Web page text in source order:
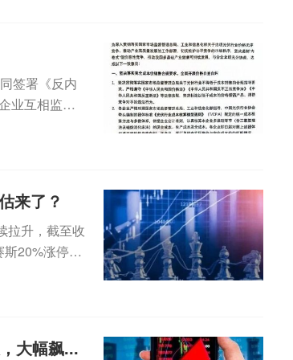
签署《反内
业互相监督
来了？
拉升，截至收
20%涨停，
大幅飙...